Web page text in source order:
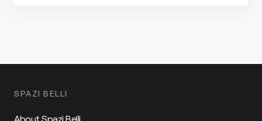
SPAZI BELLI
About Spazi Belli